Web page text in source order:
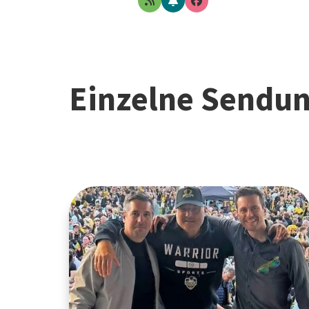
Einzelne